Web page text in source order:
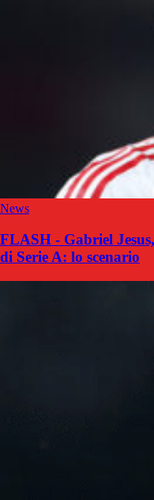
News
FLASH - Gabriel
di Serie A: lo scenario